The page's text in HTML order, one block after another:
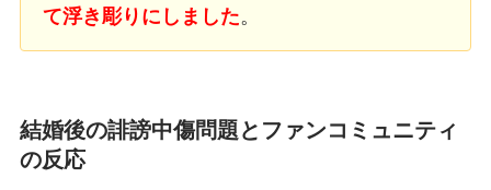
て浮き彫りにしました。
結婚後の誹謗中傷問題とファンコミュニティ
の反応